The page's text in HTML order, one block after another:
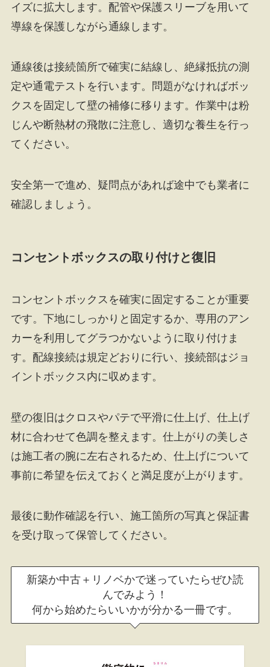
イズに拡大します。配管や保護スリーブを用いて
導線を保護しながら通線します。
通線後は接続箇所で確実に結線し、絶縁抵抗の測
定や通電テストを行います。問題がなければボッ
クスを固定して壁の補修に移ります。作業中は粉
じんや断熱材の飛散に注意し、適切な養生を行っ
てください。
安全第一で進め、疑問点があれば途中でも業者に
確認しましょう。
コンセントボックスの取り付けと復旧
コンセントボックスを確実に固定することが重要
です。下地にしっかりと固定するか、専用のアン
カーを利用してグラつかないように取り付けま
す。配線接続は規定どおりに行い、接続部はジョ
イントボックス内に収めます。
壁の復旧はクロスやパテで平滑に仕上げ、仕上げ
材に合わせて色調を整えます。仕上がりの美しさ
は施工者の腕に左右されるため、仕上げについて
事前に希望を伝えておくと満足度が上がります。
最後に動作確認を行い、施工箇所の写真と保証書
を受け取って保管してください。
新築か中古＋リノベかで迷っていたらぜひ読
んでみよう！
何から始めたらいいかが分かる一冊です。